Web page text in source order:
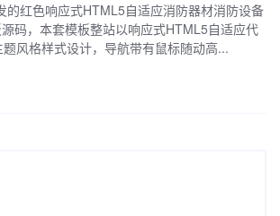
的红色响应式HTML5自适应消防器材消防设备
码，本套模板整站以响应式HTML5自适应代
风格样式设计，导航带有鼠标随动高...